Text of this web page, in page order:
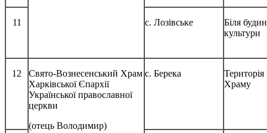
11 с. Лозівське
Біля
культури
12
Свято-Вознесенський Храм
Харківської Єпархії
Української православної
церкви
(отець Володимир)
с. Берека
Територія
Храму